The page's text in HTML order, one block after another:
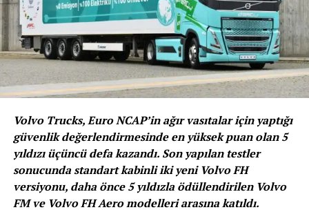
ikonik ve yenilikçi markalardan oluşan bir portföye
sahip.
BENZER İÇERIKLER
UP NEXT
Hyundai Inster’in Rekabetçi Fiyatı Belli Oldu!
DON'T MISS
Hızlı Şarj Hizmetinin Yanında 1 Aylık Ücretsiz S Sport
Plus Keyfi
Volvo Trucks, Euro NCAP’in ağır vasıtalar için yaptığı
güvenlik değerlendirmesinde en yüksek puan olan 5
yıldızı üçüncü defa kazandı. Son yapılan testler
sonucunda standart kabinli iki yeni Volvo FH
versiyonu, daha önce 5 yıldızla ödüllendirilen Volvo
FM ve Volvo FH Aero modelleri arasına katıldı.